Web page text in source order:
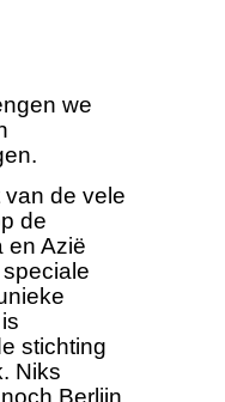
we
de vele
de
en Azië
stichting
Niks
Berlijn